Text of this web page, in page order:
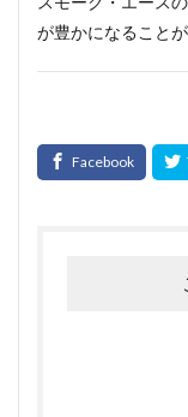
が豊かになること